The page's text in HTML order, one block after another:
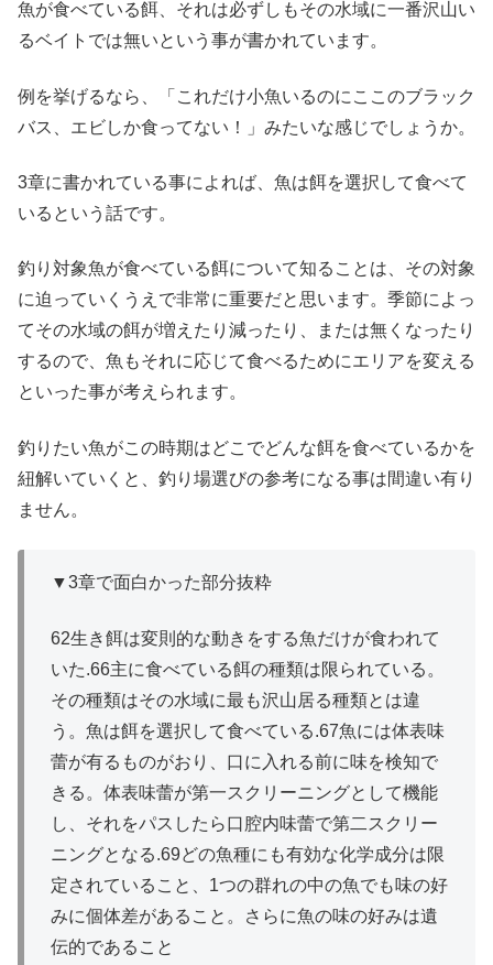
魚が食べている餌、それは必ずしもその水域に一番沢山い
るベイトでは無いという事が書かれています。
例を挙げるなら、「これだけ小魚いるのにここのブラック
バス、エビしか食ってない！」みたいな感じでしょうか。
3章に書かれている事によれば、魚は餌を選択して食べて
いるという話です。
釣り対象魚が食べている餌について知ることは、その対象
に迫っていくうえで非常に重要だと思います。季節によっ
てその水域の餌が増えたり減ったり、または無くなったり
するので、魚もそれに応じて食べるためにエリアを変える
といった事が考えられます。
釣りたい魚がこの時期はどこでどんな餌を食べているかを
紐解いていくと、釣り場選びの参考になる事は間違い有り
ません。
▼3章で面白かった部分抜粋
62生き餌は変則的な動きをする魚だけが食われて
いた.66主に食べている餌の種類は限られている。
その種類はその水域に最も沢山居る種類とは違
う。魚は餌を選択して食べている.67魚には体表味
蕾が有るものがおり、口に入れる前に味を検知で
きる。体表味蕾が第一スクリーニングとして機能
し、それをパスしたら口腔内味蕾で第二スクリー
ニングとなる.69どの魚種にも有効な化学成分は限
定されていること、1つの群れの中の魚でも味の好
みに個体差があること。さらに魚の味の好みは遺
伝的であること